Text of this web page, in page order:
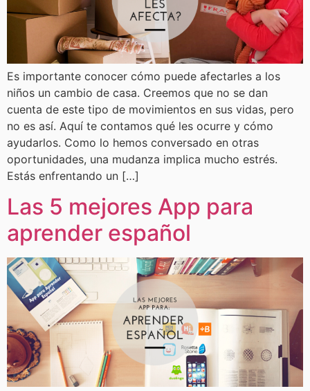
Es importante conocer cómo puede afectarles a los
niños un cambio de casa. Creemos que no se dan
cuenta de este tipo de movimientos en sus vidas, pero
no es así. Aquí te contamos qué les ocurre y cómo
ayudarlos. Como lo hemos conversado en otras
oportunidades, una mudanza implica mucho estrés.
Estás enfrentando un […]
Las 5 mejores App para
aprender español